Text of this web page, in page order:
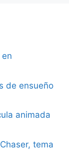
de ensueño
animada
tema